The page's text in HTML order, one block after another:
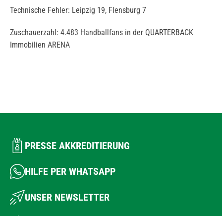
Technische Fehler: Leipzig 19, Flensburg 7
Zuschauerzahl: 4.483 Handballfans in der QUARTERBACK
Immobilien ARENA
PRESSE AKKREDITIERUNG
HILFE PER WHATSAPP
UNSER NEWSLETTER